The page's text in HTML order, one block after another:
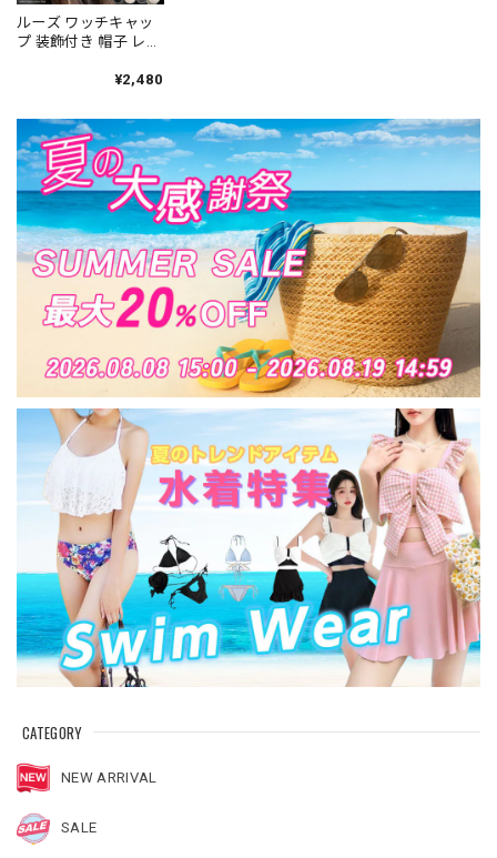
CATEGORY
NEW ARRIVAL
SALE
ルーズ ワッチキャッ
プ 装飾付き 帽子 レデ
しゃれ 大人 カジュア
柔らかい 軽量 ストリ
ート 原宿系 大人可愛
い 大人女子 [LS-
CGH008]
¥2,480